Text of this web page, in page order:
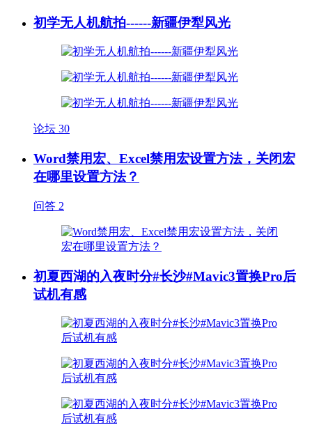
初学无人机航拍------新疆伊犁风光
论坛 30
Word禁用宏、Excel禁用宏设置方法，关闭宏
在哪里设置方法？
问答 2
初夏西湖的入夜时分#长沙#Mavic3置换Pro后
试机有感